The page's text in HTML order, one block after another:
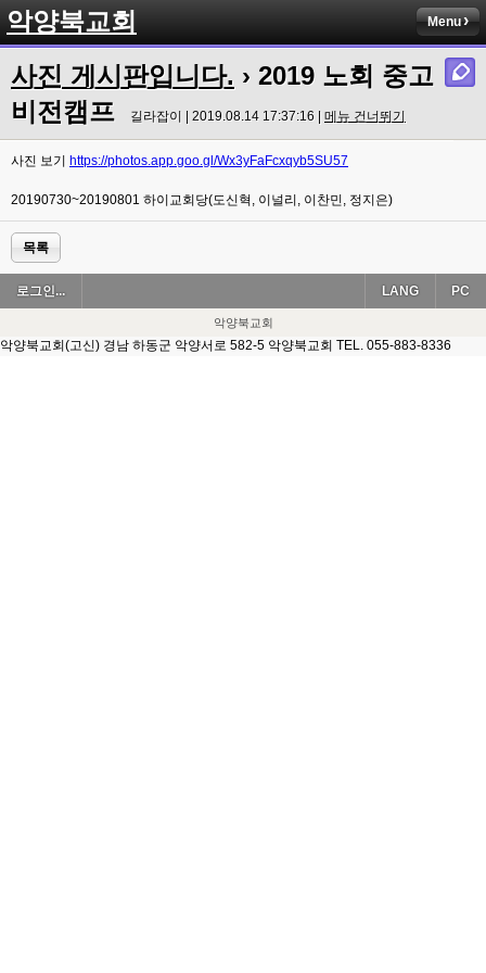
악양북교회 Menu
사진 게시판입니다. › 2019 노회 중고
비전캠프
길라잡이 | 2019.08.14 17:37:16 | 메뉴 건너뛰기
사진 보기 https://photos.app.goo.gl/Wx3yFaFcxqyb5SU57
20190730~20190801 하이교회당(도신혁, 이널리, 이찬민, 정지은)
목록
로그인... PC
LANG
악양북교회
악양북교회(고신) 경남 하동군 악양서로 582-5 악양북교회 TEL. 055-883-8336